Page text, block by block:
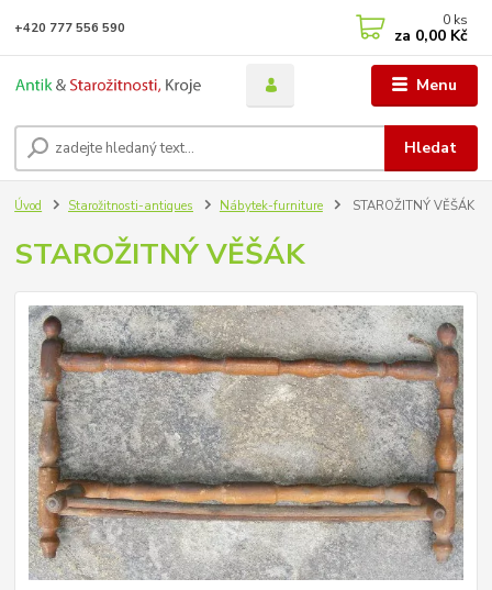
Menu
Hledat
+420 777 556 590 0 ks
za 0,00 Kč
Úvod Starožitnosti-antiques Nábytek-furniture STAROŽITNÝ VĚŠÁK
STAROŽITNÝ VĚŠÁK